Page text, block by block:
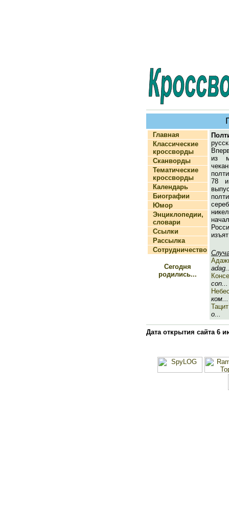
Главная
Классические
кроссворды
Сканворды
Тематические
кроссворды
Календарь
Биографии
Юмор
Энциклопедии,
словари
Ссылки
Рассылка
Сотрудничество
Сегодня
родились...
из
78
con...
ком...
Тацит
о...
Дата открытия сайта 6